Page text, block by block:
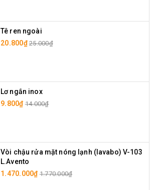
Tê ren ngoài
20.800₫ 25.000₫
Lơ ngắn inox
9.800₫ 14.000₫
Vòi chậu rửa mặt nóng lạnh (lavabo) V-103
L.Avento
1.470.000₫ 1.770.000₫